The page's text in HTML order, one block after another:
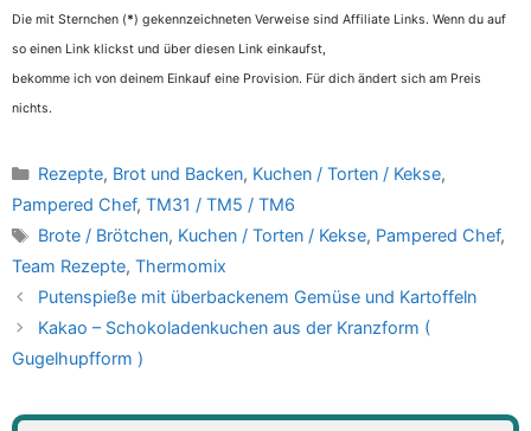
Die mit Sternchen (*) gekennzeichneten Verweise sind Affiliate Links. Wenn du auf
so einen Link klickst und über diesen Link einkaufst,
bekomme ich von deinem Einkauf eine Provision. Für dich ändert sich am Preis
nichts.
Kategorien
Rezepte, Brot und Backen, Kuchen / Torten / Kekse,
Pampered Chef, TM31 / TM5 / TM6
Schlagwörter
Brote / Brötchen, Kuchen / Torten / Kekse, Pampered Chef,
Team Rezepte, Thermomix
Putenspieße mit überbackenem Gemüse und Kartoffeln
Kakao – Schokoladenkuchen aus der Kranzform (
Gugelhupfform )